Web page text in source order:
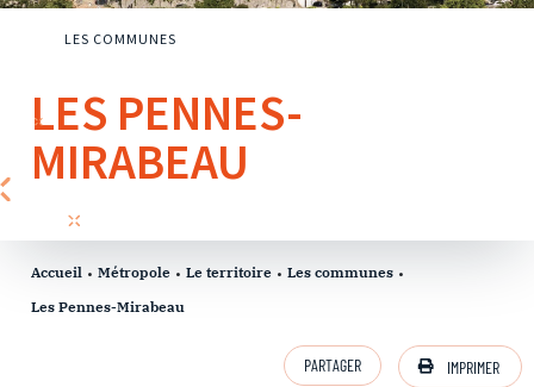
LES COMMUNES
LES PENNES-
MIRABEAU
Accueil Métropole Le territoire
Les communes
Les Pennes-Mirabeau
PARTAGER IMPRIMER